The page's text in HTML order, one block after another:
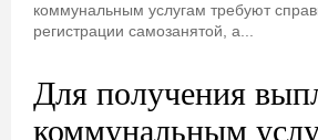
коммунальным услугам требуют
регистрации самозанятой, а...
Для получения
коммунальным